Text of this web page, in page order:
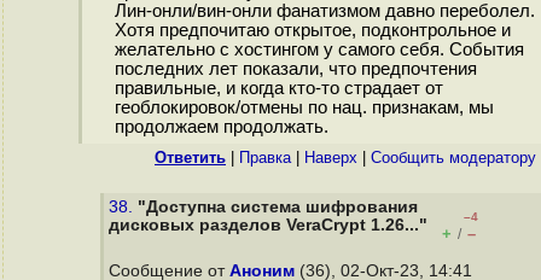
Лин-онли/вин-онли фaнaтизмoм давно переболел.
Хотя предпочитаю открытое, подконтрольное и
желательно с хостингом у самого себя. События
последних лет показали, что предпочтения
правильные, и когда кто-то страдает от
геоблокировок/отмены по нац. признакам, мы
продолжаем продолжать.
Ответить Правка| Наверх Cообщить модератору
38. "Доступна система шифрования
дисковых разделов VeraCrypt 1.26..."
–4
+ / –
Сообщение от Аноним (36), 02-Окт-23, 14:41